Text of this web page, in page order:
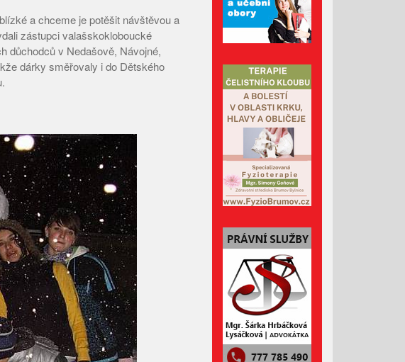
Leden 2026
Prosinec 2025
Listopad 2025
Říjen 2025
Září 2025
Srpen 2025
Červenec 2025
Červen 2025
Květen 2025
Duben 2025
Březen 2025
Únor 2025
Leden 2025
Prosinec 2024
Listopad 2024
Říjen 2024
Září 2024
a chceme je potěšit návštěvou a
zástupci valašskokloboucké
důchodců v Nedašově, Návojné,
dárky směřovaly i do Dětského